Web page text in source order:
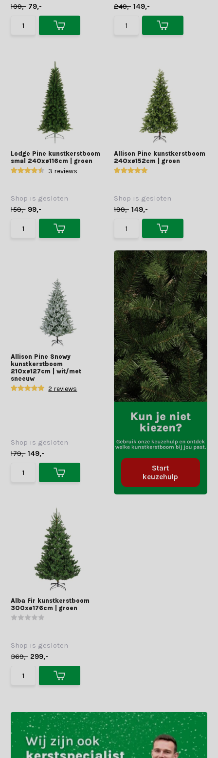
109,- 79,-
249,- 149,-
Lodge Pine kunstkerstboom
smal 240xø116cm | groen
3 reviews
Shop is gesloten
159,- 99,-
Allison Pine kunstkerstboom
240xø152cm | groen
Shop is gesloten
199,- 149,-
Allison Pine Snowy
kunstkerstboom
210xø127cm | wit/met
sneeuw
2 reviews
Shop is gesloten
179,- 149,-
Start
keuzehulp
Alba Fir kunstkerstboom
300xø176cm | groen
Shop is gesloten
369,- 299,-